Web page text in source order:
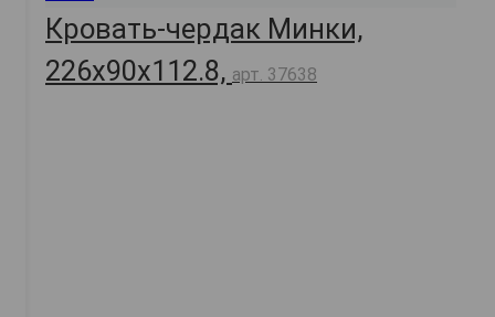
Кровать-чердак Минки,
226х90х112.8, арт. 37638